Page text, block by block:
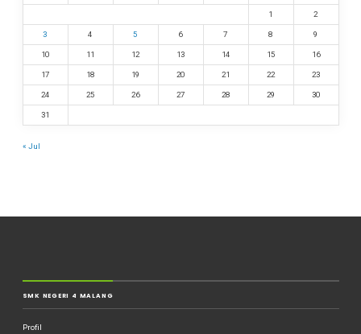
1 2
3 4 5 6 7 8 9
10 11 12 13 14 15 16
17 18 19 20 21 22 23
24 25 26 27 28 29 30
31
« Jul
SMK NEGERI 4 MALANG
Profil